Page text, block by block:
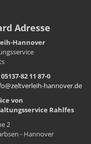
Adresse
Hannover
82 11 87-0
hannover.de
von
Rahlfes
2
- Hannover